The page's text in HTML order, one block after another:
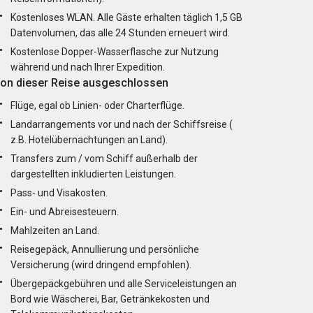
Kostenloses WLAN. Alle Gäste erhalten täglich 1,5 GB
Datenvolumen, das alle 24 Stunden erneuert wird.
Kostenlose Dopper-Wasserflasche zur Nutzung
während und nach Ihrer Expedition.
dieser Reise ausgeschlossen
Flüge, egal ob Linien- oder Charterflüge.
Landarrangements vor und nach der Schiffsreise (
z.B. Hotelübernachtungen an Land).
Transfers zum / vom Schiff außerhalb der
dargestellten inkludierten Leistungen.
Pass- und Visakosten.
Ein- und Abreisesteuern.
Mahlzeiten an Land.
Reisegepäck, Annullierung und persönliche
Versicherung (wird dringend empfohlen).
Übergepäckgebühren und alle Serviceleistungen an
Bord wie Wäscherei, Bar, Getränkekosten und